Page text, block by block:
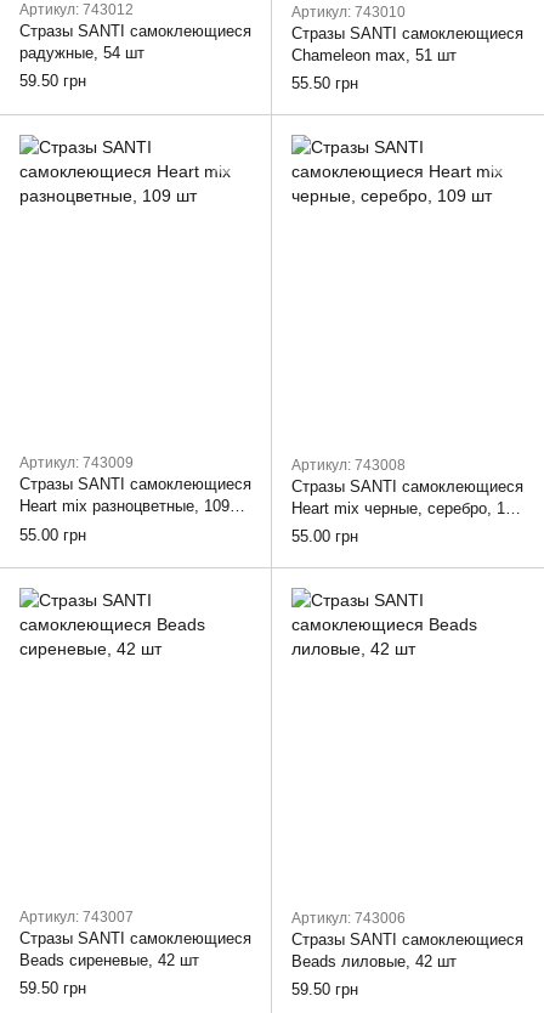
Артикул: 743012
Стразы SANTI самоклеющиеся
радужные, 54 шт
59.50 грн
Артикул: 743010
Стразы SANTI самоклеющиеся
Chameleon max, 51 шт
55.50 грн
Артикул: 743009
Стразы SANTI самоклеющиеся
Heart mix разноцветные, 109
шт
55.00 грн
Артикул: 743008
Стразы SANTI самоклеющиеся
Heart mix черные, серебро, 109
шт
55.00 грн
Артикул: 743007
Стразы SANTI самоклеющиеся
Beads сиреневые, 42 шт
59.50 грн
Артикул: 743006
Стразы SANTI самоклеющиеся
Beads лиловые, 42 шт
59.50 грн